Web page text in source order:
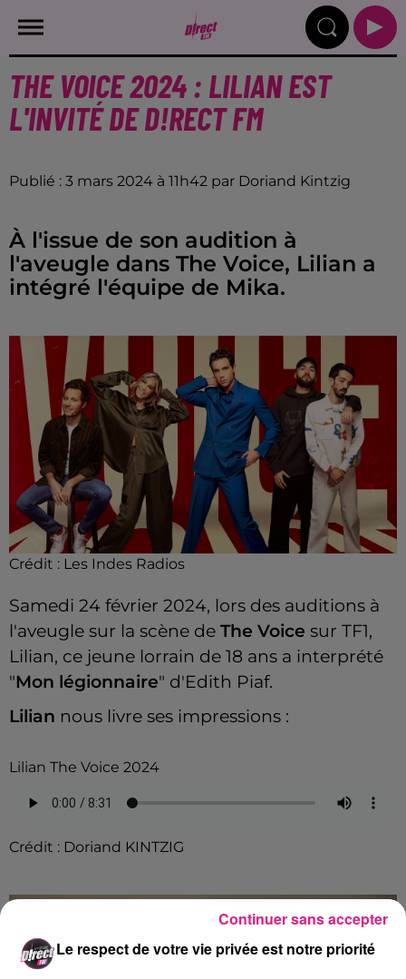
THE VOICE 2024 : LILIAN EST
L'INVITÉ DE D!RECT FM
Publié : 3 mars 2024 à 11h42 par Doriand Kintzig
À l'issue de son audition à
l'aveugle dans The Voice, Lilian a
intégré l'équipe de Mika.
Crédit : Les Indes Radios
Samedi 24 février 2024, lors des auditions à
l'aveugle sur la scène de The Voice sur TF1,
Lilian, ce jeune lorrain de 18 ans a interprété
"Mon légionnaire" d'Edith Piaf.
Lilian nous livre ses impressions :
Lilian The Voice 2024
Crédit : Doriand KINTZIG
Le respect de votre vie privée est notre priorité
Continuer sans accepter